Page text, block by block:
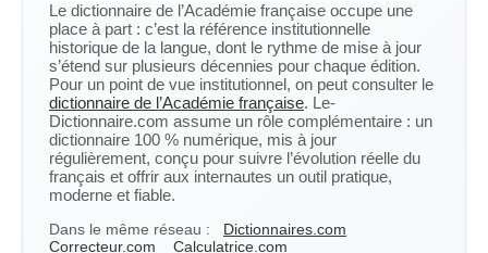
Le dictionnaire de l’Académie française occupe une
place à part : c’est la référence institutionnelle
historique de la langue, dont le rythme de mise à jour
s’étend sur plusieurs décennies pour chaque édition.
Pour un point de vue institutionnel, on peut consulter le
dictionnaire de l’Académie française. Le-
Dictionnaire.com assume un rôle complémentaire : un
dictionnaire 100 % numérique, mis à jour
régulièrement, conçu pour suivre l’évolution réelle du
français et offrir aux internautes un outil pratique,
moderne et fiable.
Dans le même réseau :
Dictionnaires.com
Correcteur.com
Calculatrice.com